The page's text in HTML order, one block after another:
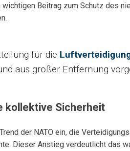
Beitrag zum Schutz des
für die
aus großer Entfernung
kollektive Sicherheit
der NATO ein, die
Dieser Anstieg verdeutlicht das